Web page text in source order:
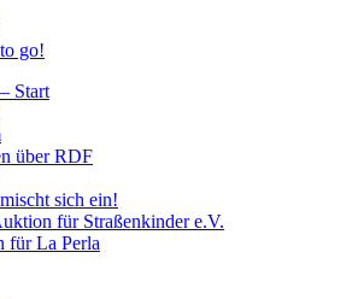
go!
Start
über RDF
sich ein!
für Straßenkinder e.V.
für La Perla